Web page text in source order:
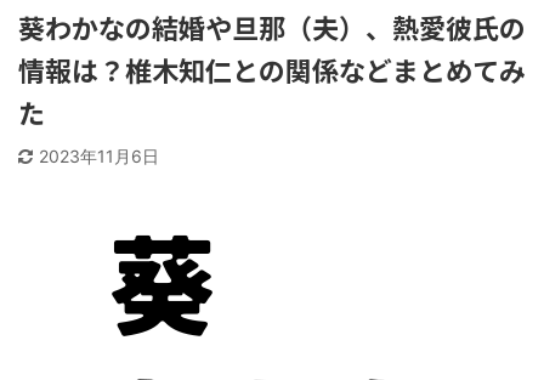
葵わかなの結婚や旦那（夫）、熱愛彼氏の
情報は？椎木知仁との関係などまとめてみ
た
2023年11月6日